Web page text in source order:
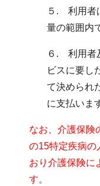
５. 利用者
量の範囲内
６. 利用者
ビスに要し
て決められ
に支払いま
なお、介護保険
の15特定疾病の
おり介護保険に
す。